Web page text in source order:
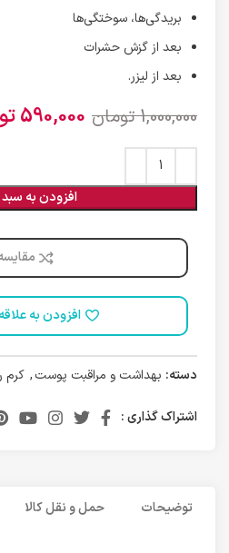
بریدگی‌ها، سوختگی‌ها
بعد از گزش حشرات
بعد از لیزر.
1,000,000 تومان 590,000
افزودن به
افزودن به
دسته: بهداشت و مراقبت پوست, کرم
اشتراک گذاری :
توضیحات حمل و نقل کالا